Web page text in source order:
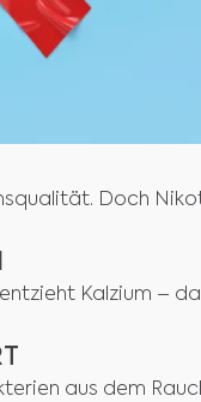
Doch
Kalzium –
aus dem